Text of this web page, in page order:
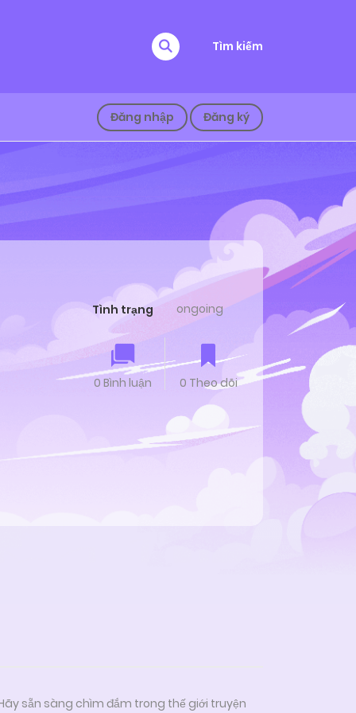
Tìm kiếm
Đăng nhập Đăng ký
Tình trạng ongoing
0 Bình luận 0 Theo dõi
sẵn sàng chìm đắm trong thế giới truyện